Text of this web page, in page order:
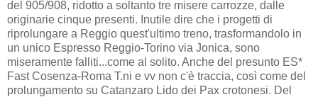
del 905/908, ridotto a soltanto tre misere carrozze, dalle
originarie cinque presenti. Inutile dire che i progetti di
riprolungare a Reggio quest'ultimo treno, trasformandolo in
un unico Espresso Reggio-Torino via Jonica, sono
miseramente falliti...come al solito. Anche del presunto ES*
Fast Cosenza-Roma T.ni e vv non c'è traccia, così come del
prolungamento su Catanzaro Lido dei Pax crotonesi. Del